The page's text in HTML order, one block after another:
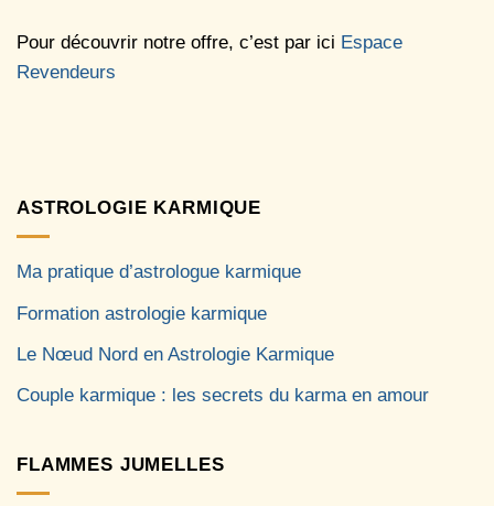
Pour découvrir notre offre, c’est par ici Espace
Revendeurs
ASTROLOGIE KARMIQUE
Ma pratique d’astrologue karmique
Formation astrologie karmique
Le Nœud Nord en Astrologie Karmique
Couple karmique : les secrets du karma en amour
FLAMMES JUMELLES